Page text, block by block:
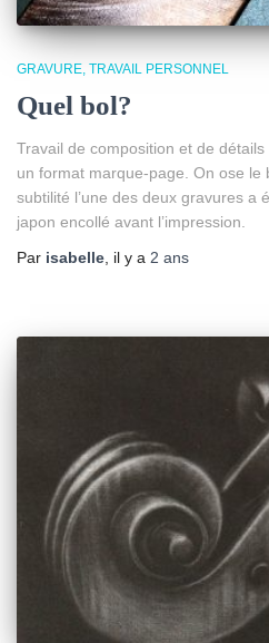
GRAVURE TRAVAIL PERSONNEL
Quel bol?
Travail de composition et de
un format marque-page. On ose
subtilité l’une des deux gravures a
japon encollé avant l’impression.
Par isabelle, il y a 2 ans